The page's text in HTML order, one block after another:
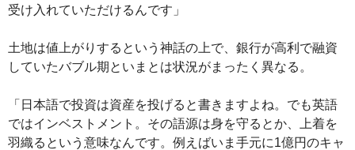
受け入れていただけるんです」
土地は値上がりするという神話の上で、銀行が高利で融資
していたバブル期といまとは状況がまったく異なる。
「日本語で投資は資産を投げると書きますよね。でも英語
ではインベストメント。その語源は身を守るとか、上着を
羽織るという意味なんです。例えばいま手元に1億円のキャ